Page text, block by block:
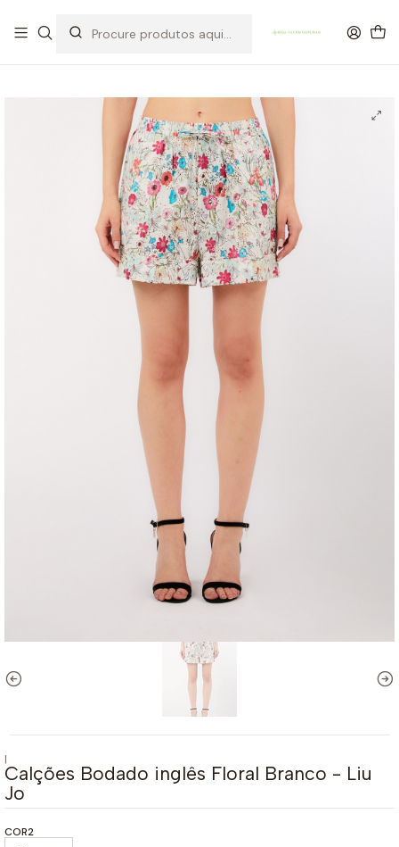
OFERTA DE PORTES DE ENVIO em compras para Portugal superiores a
80€ de artigos sem promoção
|
Calções Bodado inglês Floral Branco - Liu
Jo
COR2